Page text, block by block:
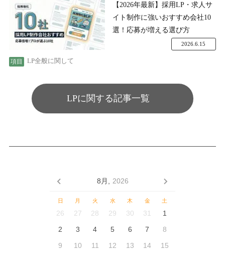
【2026年最新】採用LP・求人サ
イト制作に強いおすすめ会社10
選！応募が増える選び方
LP全般に関して
2026.6.15
LPに関する記事一覧
8月, 2026
日 月 火 水 木 金 土
26 27 28 29 30 31
1
2
3 4 5 6 7
8
9
10 11 12 13 14 15